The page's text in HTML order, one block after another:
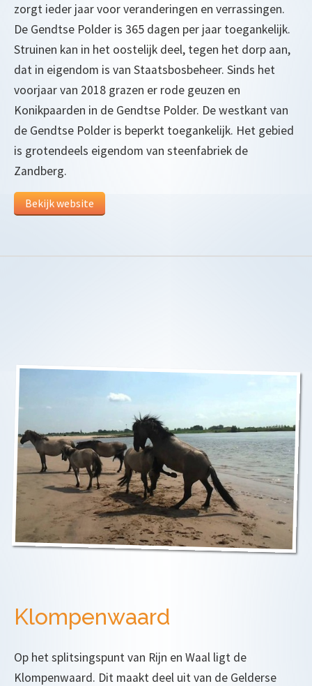
zorgt ieder jaar voor veranderingen en verrassingen.
De Gendtse Polder is 365 dagen per jaar toegankelijk.
Struinen kan in het oostelijk deel, tegen het dorp aan,
dat in eigendom is van Staatsbosbeheer. Sinds het
voorjaar van 2018 grazen er rode geuzen en
Konikpaarden in de Gendtse Polder. De westkant van
de Gendtse Polder is beperkt toegankelijk. Het gebied
is grotendeels eigendom van steenfabriek de
Zandberg.
Bekijk website
Klompenwaard
Op het splitsingspunt van Rijn en Waal ligt de
Klompenwaard. Dit maakt deel uit van de Gelderse